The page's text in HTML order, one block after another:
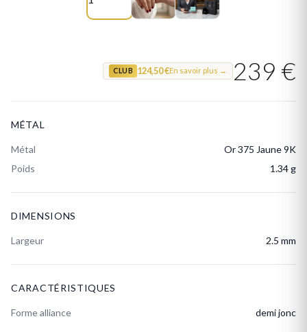
CLUB 124,50 €En savoir plus → 239 €
MÉTAL
Métal
Or 375 Jaune 9K
Poids
1.34 g
DIMENSIONS
Largeur 2.5 mm
CARACTÉRISTIQUES
Forme alliance demi jonc